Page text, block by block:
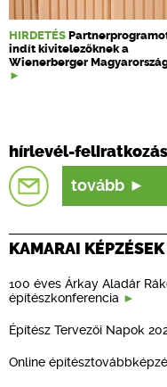
HIRDETÉS
indít kivitelezőknek a
Wienerberger
hírlevél-feliratkozás
tovább
KAMARAI KÉPZÉSEK
100 éves Árkay Aladár
építészkonferencia
Építész Tervezői Napok
Online